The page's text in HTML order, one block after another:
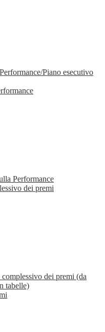
Piano esecutivo
Performance
dei premi
dei premi (da
tabelle)